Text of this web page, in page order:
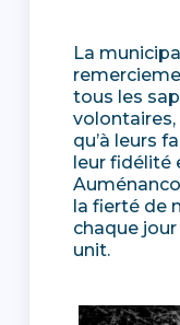
La
tous les
volontaires,
qu’à leurs
leur fidélité
la fierté de
chaque
unit.